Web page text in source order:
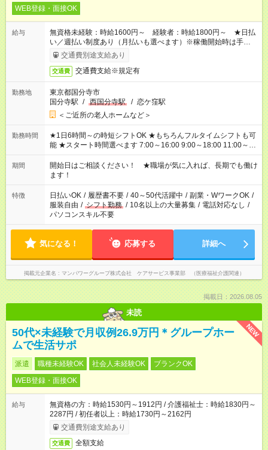
WEB登録・面接OK
給与
無資格未経験：時給1600円～ 経験者：時給1800円～ ★日払
い／週払い制度あり（月払いも選べます）※稼働開始時は手続き
完了次第のお支払いとなります。
交通費別途支給あり
交通費 交通費支給※規定有
勤務地
東京都国分寺市
国分寺駅 / 西国分寺駅 / 恋ケ窪駅
＜ご近所の老人ホームなど＞
勤務時間
★1日6時間～の時短シフトOK ★もちろんフルタイムシフトも可
能 ★スタート時間選べます 7:00～16:00 9:00～18:00 11:00～
20:00 など 残業なし！ ※Wワークの場合、他のお仕事と合わせ
週40時間超の就業はご案内できません ※法令に基づき、週20時
間以上勤務は社会保険への加入対象となります ※労働者派遣法
（日雇い派遣の原則禁止）により、短時間・短期間の就業はご
案内が難しい場合があります
期間
開始日はご相談ください！ ★職場が気に入れば、長期でも働け
ます！
特徴 日払いOK / 履歴書不要 / 40～50代活躍中 / 副業・WワークOK /
服装自由 / シフト勤務 / 10名以上の大量募集 / 電話対応なし /
パソコンスキル不要
気になる！ 応募する 詳細へ
掲載元企業名 マンパワーグループ株式会社 ケアサービス事業部 （医療福祉介護関連）
掲載日：2026.08.05
未読
NEW
50代×未経験で月収例26.9万円＊グループホー
ムで生活サポ
派遣 職種未経験OK 社会人未経験OK
ブランクOK
WEB登録・面接OK
給与
無資格の方：時給1530円～1912円 / 介護福祉士：時給1830円～
2287円 / 初任者以上：時給1730円～2162円
交通費別途支給あり
交通費 全額支給